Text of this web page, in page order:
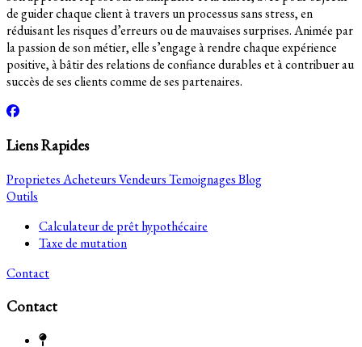
de guider chaque client à travers un processus sans stress, en
réduisant les risques d’erreurs ou de mauvaises surprises. Animée par
la passion de son métier, elle s’engage à rendre chaque expérience
positive, à bâtir des relations de confiance durables et à contribuer au
succès de ses clients comme de ses partenaires.
Liens Rapides
ProprietesAcheteursVendeursTemoignagesBlog
Outils
Calculateur de prêt hypothécaire
Taxe de mutation
Contact
Contact